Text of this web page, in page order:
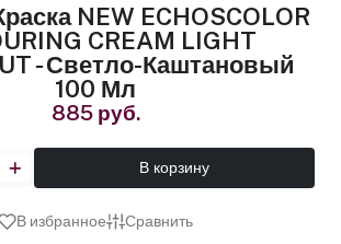
NEW ECHOSCOLOR
CREAM LIGHT
- Светло-Каштановый
100 Мл
885 руб.
В корзину
В избранное Сравнить